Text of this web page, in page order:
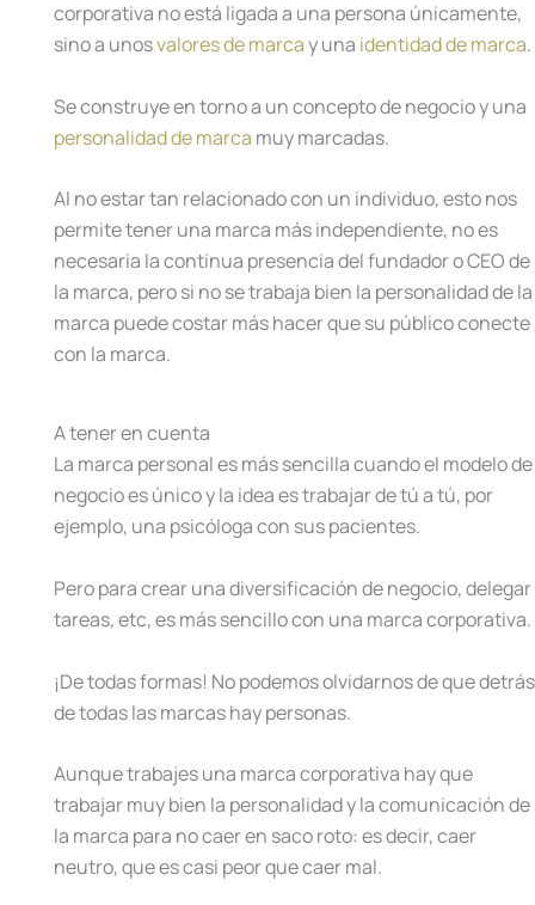
corporativa no está ligada a una persona únicamente,
sino a unosvalores de marcay una identidad de marca.
Se construye en torno a un concepto de negocio y una
personalidad de marca muy marcadas.
Al no estar tan relacionado con un individuo, esto nos
permite tener una marca más independiente, no es
necesaria la continua presencia del fundador o CEO de
la marca, pero si no se trabaja bien la personalidad de la
marca puede costar más hacer que su público conecte
con la marca.
A tener en cuenta
La marca personal es más sencilla cuando el modelo de
negocio es único y la idea es trabajar de tú a tú, por
ejemplo, una psicóloga con sus pacientes.
Pero para crear una diversificación de negocio, delegar
tareas, etc, es más sencillo con una marca corporativa.
¡De todas formas! No podemos olvidarnos de que detrás
de todas las marcas hay personas.
Aunque trabajes una marca corporativa hay que
trabajar muy bien la personalidad y la comunicación de
la marca para no caer en saco roto: es decir, caer
neutro, que es casi peor que caer mal.